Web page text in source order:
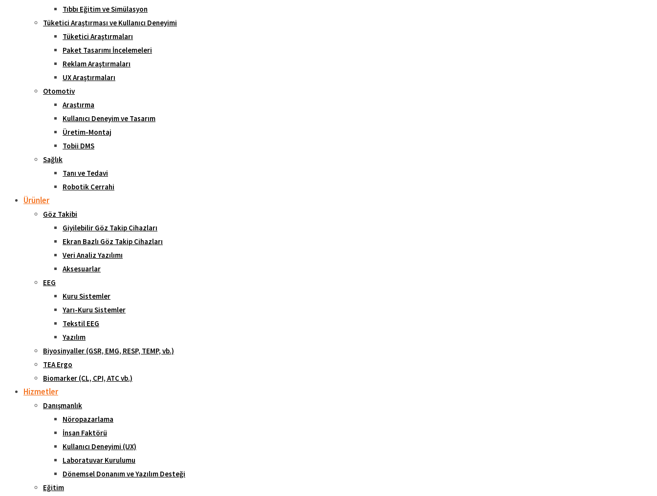
Tıbbı Eğitim ve Simülasyon
Tüketici Araştırması ve Kullanıcı Deneyimi
Tüketici Araştırmaları
Paket Tasarımı İncelemeleri
Reklam Araştırmaları
UX Araştırmaları
Otomotiv
Araştırma
Kullanıcı Deneyim ve Tasarım
Üretim-Montaj
Tobii DMS
Sağlık
Tanı ve Tedavi
Robotik Cerrahi
Ürünler
Göz Takibi
Giyilebilir Göz Takip Cihazları
Ekran Bazlı Göz Takip Cihazları
Veri Analiz Yazılımı
Aksesuarlar
EEG
Kuru Sistemler
Yarı-Kuru Sistemler
Tekstil EEG
Yazılım
Biyosinyaller (GSR, EMG, RESP, TEMP, vb.)
TEA Ergo
Biomarker (CL, CPI, ATC vb.)
Hizmetler
Danışmanlık
Nöropazarlama
İnsan Faktörü
Kullanıcı Deneyimi (UX)
Laboratuvar Kurulumu
Dönemsel Donanım ve Yazılım Desteği
Eğitim